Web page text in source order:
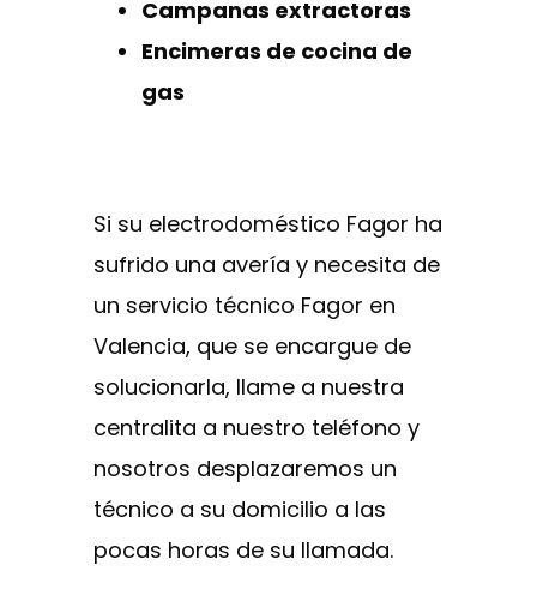
Campanas extractoras
Encimeras de cocina de
gas
Si su electrodoméstico Fagor ha
sufrido una avería y necesita de
un servicio técnico Fagor en
Valencia, que se encargue de
solucionarla, llame a nuestra
centralita a nuestro teléfono y
nosotros desplazaremos un
técnico a su domicilio a las
pocas horas de su llamada.